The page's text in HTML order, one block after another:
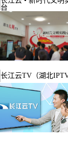
台
长江云TV（湖北